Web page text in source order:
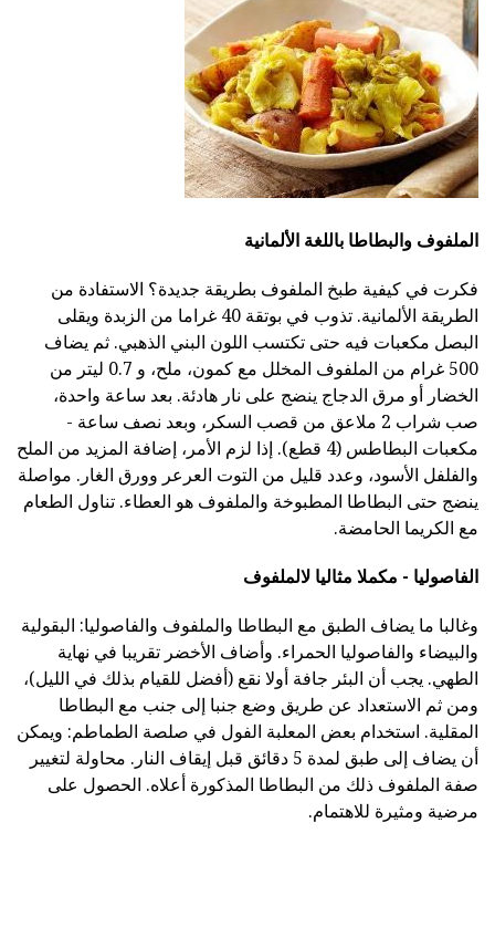
الملفوف والبطاطا باللغة الألمانية
فكرت في كيفية طبخ الملفوف بطريقة جديدة؟ الاستفادة من
الطريقة الألمانية. تذوب في بوتقة 40 غراما من الزبدة ويقلى
البصل مكعبات فيه حتى تكتسب اللون البني الذهبي. ثم يضاف
500 غرام من الملفوف المخلل مع كمون، ملح، و 0.7 ليتر من
الخضار أو مرق الدجاج ينضج على نار هادئة. بعد ساعة واحدة،
صب شراب 2 ملاعق من قصب السكر، وبعد نصف ساعة -
مكعبات البطاطس (4 قطع). إذا لزم الأمر، إضافة المزيد من الملح
والفلفل الأسود، وعدد قليل من التوت العرعر وورق الغار. مواصلة
ينضج حتى البطاطا المطبوخة والملفوف هو العطاء. تناول الطعام
مع الكريما الحامضة.
الفاصوليا - مكملا مثاليا لالملفوف
وغالبا ما يضاف الطبق مع البطاطا والملفوف والفاصوليا: البقولية
والبيضاء والفاصوليا الحمراء. وأضاف الأخضر تقريبا في نهاية
الطهي. يجب أن البئر جافة أولا نقع (أفضل للقيام بذلك في الليل)،
ومن ثم الاستعداد عن طريق وضع جنبا إلى جنب مع البطاطا
المقلية. استخدام بعض المعلبة الفول في صلصة الطماطم: ويمكن
أن يضاف إلى طبق لمدة 5 دقائق قبل إيقاف النار. محاولة لتغيير
صفة الملفوف ذلك من البطاطا المذكورة أعلاه. الحصول على
مرضية ومثيرة للاهتمام.